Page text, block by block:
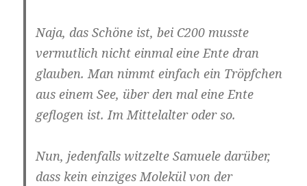
Naja, das Schöne ist, bei C200 musste
vermutlich nicht einmal eine Ente dran
glauben. Man nimmt einfach ein Tröpfchen
aus einem See, über den mal eine Ente
geflogen ist. Im Mittelalter oder so.
Nun, jedenfalls witzelte Samuele darüber,
dass kein einziges Molekül von der